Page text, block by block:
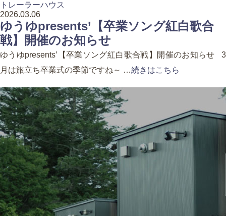
トレーラーハウス
2026.03.06
ゆうゆpresents’【卒業ソング紅白歌合
戦】開催のお知らせ
ゆうゆpresents’【卒業ソング紅白歌合戦】開催のお知らせ 3
月は旅立ち卒業式の季節ですね～ …続きはこちら